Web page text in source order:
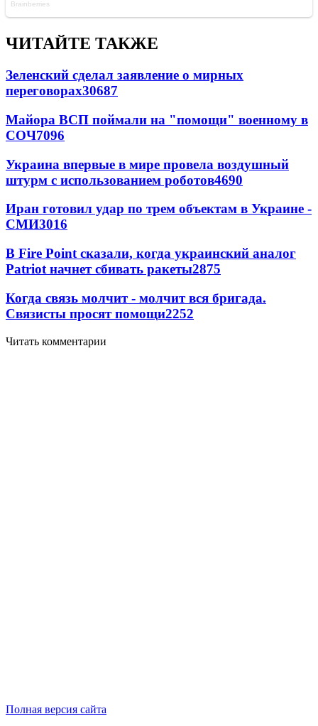
ЧИТАЙТЕ ТАКЖЕ
Зеленский сделал заявление о мирных
переговорах30687
Майора ВСП поймали на "помощи" военному в
СОЧ7096
Украина впервые в мире провела воздушный
штурм с использованием роботов4690
Иран готовил удар по трем объектам в Украине -
СМИ3016
В Fire Point сказали, когда украинский аналог
Patriot начнет сбивать ракеты2875
Когда связь молчит - молчит вся бригада.
Связисты просят помощи2252
Читать комментарии
Полная версия сайта